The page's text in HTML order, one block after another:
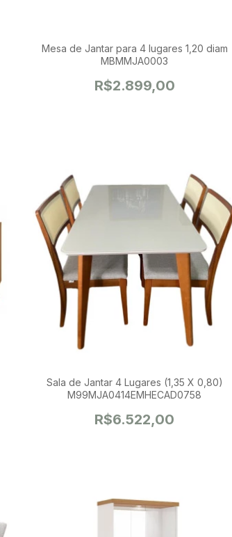
Mesa de Jantar para 4 lugares 1,20 diam
MBMMJA0003
R$2.899,00
Sala de Jantar 4 Lugares (1,35 X 0,80)
M99MJA0414EMHECAD0758
R$6.522,00